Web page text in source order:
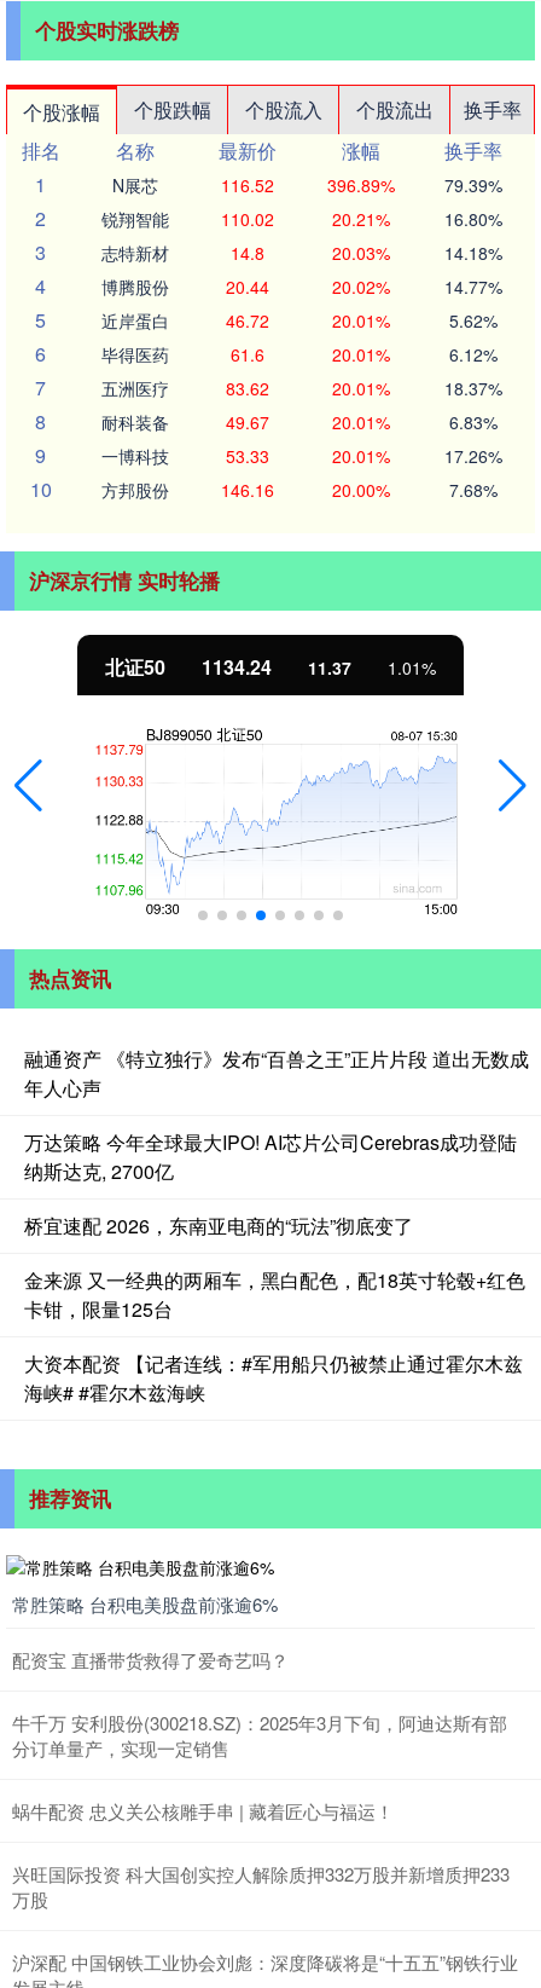
个股实时涨跌榜
个股涨幅 个股跌幅 个股流入 个股流出
换手率
排名
名称 最新价 涨幅
换手率
1
N展芯 116.52 396.89% 79.39%
2 锐翔智能 110.02 20.21% 16.80%
3 志特新材 14.8 20.03% 14.18%
4 博腾股份 20.44 20.02% 14.77%
5 近岸蛋白 46.72 20.01% 5.62%
6 毕得医药 61.6 20.01% 6.12%
7 五洲医疗 83.62 20.01% 18.37%
8 耐科装备 49.67 20.01% 6.83%
9 一博科技 53.33 20.01% 17.26%
10 方邦股份 146.16 20.00% 7.68%
沪深京行情 实时轮播
北证50 1134.24 11.37 1.01%
热点资讯
融通资产 《特立独行》发布“百兽之王”正片片段 道出无数成
年人心声
万达策略 今年全球最大IPO! AI芯片公司Cerebras成功登陆
纳斯达克, 2700亿
桥宜速配 2026，东南亚电商的“玩法”彻底变了
金来源 又一经典的两厢车，黑白配色，配18英寸轮毂+红色
卡钳，限量125台
大资本配资 【记者连线：#军用船只仍被禁止通过霍尔木兹
海峡# #霍尔木兹海峡
推荐资讯
常胜策略 台积电美股盘前涨逾6%
配资宝 直播带货救得了爱奇艺吗？
牛千万 安利股份(300218.SZ)：2025年3月下旬，阿迪达斯有部
分订单量产，实现一定销售
蜗牛配资 忠义关公核雕手串 | 藏着匠心与福运！
兴旺国际投资 科大国创实控人解除质押332万股并新增质押233
万股
沪深配 中国钢铁工业协会刘彪：深度降碳将是“十五五”钢铁行业